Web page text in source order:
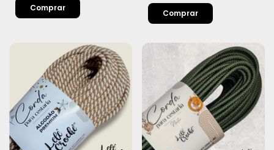
Comprar